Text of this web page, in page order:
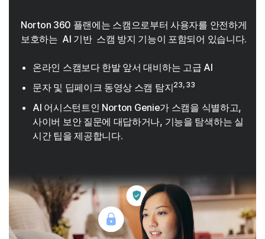
Norton 360 플랜에는 스캠으로부터 사용자를 안전하게
보호하는 AI 기반 스캠 방지 기능이 포함되어 있습니다.
온라인 스캠보다 한발 앞서 대비하는 고급 AI
문자 및 딥페이크 동영상 스캠 탐지23, 33
AI 어시스턴트인 Norton Genie가 스캠을 식별하고,
사이버 보안 질문에 대답하거나, 기능을 탐색하는 실
시간 팁을 제공합니다.